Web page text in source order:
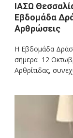
ΙΑΣΩ
Εβδομάδα
Αρθρώσεις
Η Εβδομάδα
σήμερα 12
Αρθρίτιδας,